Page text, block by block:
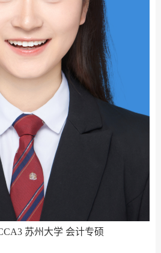
苏州大学 会计专硕